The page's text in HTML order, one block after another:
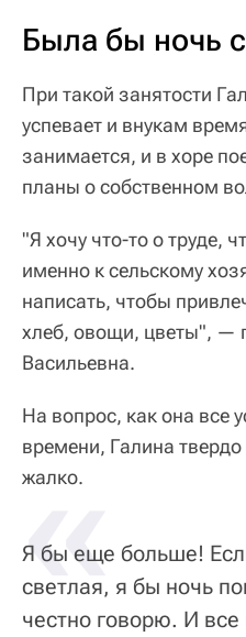
Была бы ночь
При такой занятости
успевает и внукам
занимается, и в хоре
планы о собственном
"Я хочу что-то о труде,
именно к сельскому
написать, чтобы
хлеб, овощи, цветы", —
Васильевна.
На вопрос, как она все
времени, Галина
жалко.
«
Я бы еще больше!
светлая, я бы ночь
честно говорю. И